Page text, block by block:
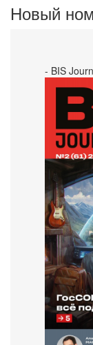
Новый
- BIS